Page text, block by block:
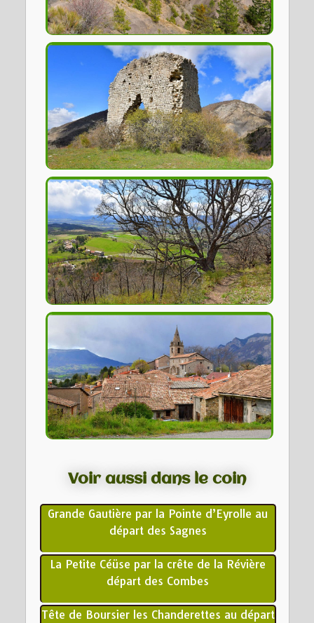
Voir aussi dans le coin
Grande Gautière par la Pointe d’Eyrolle au
départ des Sagnes
La Petite Céüse par la crête de la Révière
départ des Combes
Tête de Boursier les Chanderettes au départ